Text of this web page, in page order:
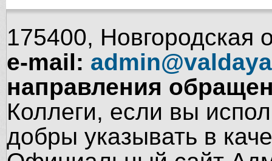
175400, Новгородская
e-mail:
направления
Коллеги, если вы
добры указывать в